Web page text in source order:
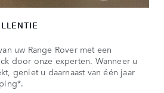
uw Range Rover met een
door onze experten. Wanneer u
geniet u daarnaast van één jaar